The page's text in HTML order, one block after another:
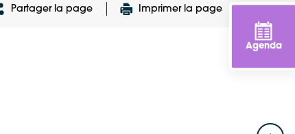
Agenda
Partager la page Imprimer la page